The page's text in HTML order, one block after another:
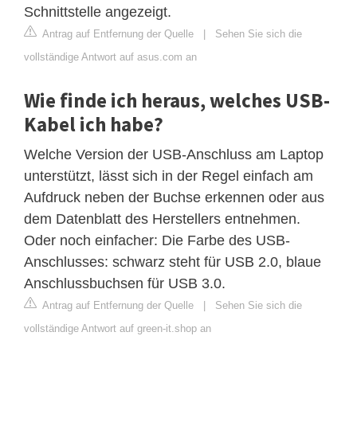
Schnittstelle angezeigt.
Antrag auf Entfernung der Quelle
Sehen Sie sich die
vollständige Antwort auf asus.com an
Wie finde ich heraus, welches USB-
Kabel ich habe?
Welche Version der USB-Anschluss am Laptop
unterstützt, lässt sich in der Regel einfach am
Aufdruck neben der Buchse erkennen oder aus
dem Datenblatt des Herstellers entnehmen.
Oder noch einfacher: Die Farbe des USB-
Anschlusses: schwarz steht für USB 2.0, blaue
Anschlussbuchsen für USB 3.0.
Antrag auf Entfernung der Quelle
Sehen Sie sich die
vollständige Antwort auf green-it.shop an